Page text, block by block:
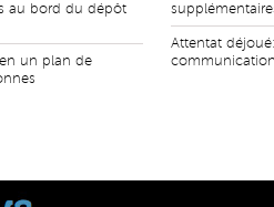
au bord du dépôt
un plan de
Attentat